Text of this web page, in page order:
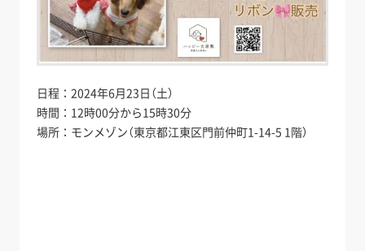
日程：2024年6月23日（土）
時間：12時00分から15時30分
場所：モンメゾン（東京都江東区門前仲町1-14-5 1階）